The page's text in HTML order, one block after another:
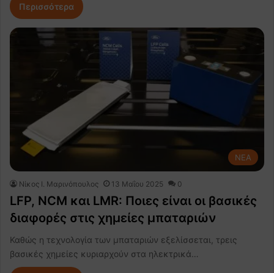
Περισσότερα
NEA
Nίκος Ι. Mαρινόπουλος 13 Μαΐου 2025 0
LFP, NCM και LMR: Ποιες είναι οι βασικές
διαφορές στις χημείες μπαταριών
Καθώς η τεχνολογία των μπαταριών εξελίσσεται, τρεις
βασικές χημείες κυριαρχούν στα ηλεκτρικά…